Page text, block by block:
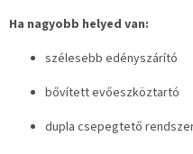
Ha nagyobb helyed van:
szélesebb edényszárító
bővített evőeszköztartó
dupla csepegtető